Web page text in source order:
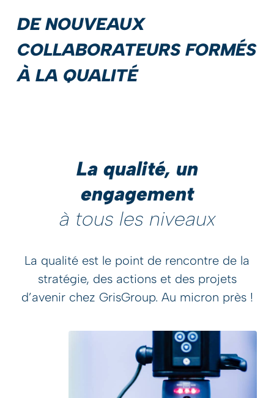
DE NOUVEAUX
COLLABORATEURS FORMÉS
À LA QUALITÉ
La qualité, un
engagement
à tous les niveaux
La qualité est le point de rencontre de la
stratégie, des actions et des projets
d’avenir chez GrisGroup. Au micron près !